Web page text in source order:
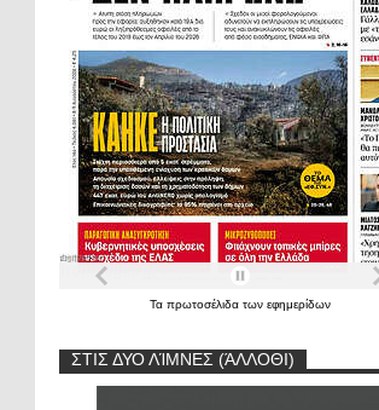
Τα πρωτοσέλιδα των εφημερίδων
ΣΤΙΣ ΔΥΟ ΛΊΜΝΕΣ (ΆΛΛΟΘΙ)